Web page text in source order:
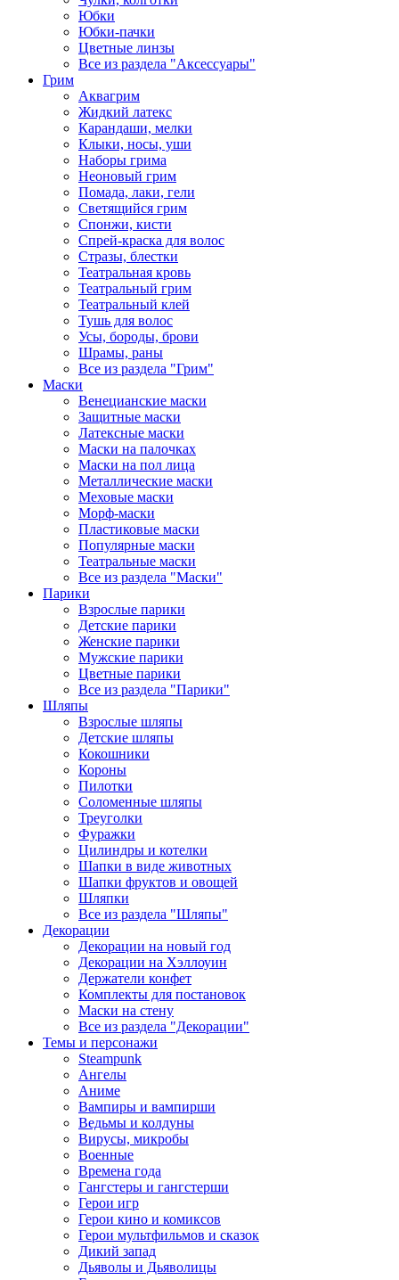
Юбки
Юбки-пачки
Цветные линзы
Все из раздела "Аксессуары"
Грим
Аквагрим
Жидкий латекс
Карандаши, мелки
Клыки, носы, уши
Наборы грима
Неоновый грим
Помада, лаки, гели
Светящийся грим
Спонжи, кисти
Спрей-краска для волос
Стразы, блестки
Театральная кровь
Театральный грим
Театральный клей
Тушь для волос
Усы, бороды, брови
Шрамы, раны
Все из раздела "Грим"
Маски
Венецианские маски
Защитные маски
Латексные маски
Маски на палочках
Маски на пол лица
Металлические маски
Меховые маски
Морф-маски
Пластиковые маски
Популярные маски
Театральные маски
Все из раздела "Маски"
Парики
Взрослые парики
Детские парики
Женские парики
Мужские парики
Цветные парики
Все из раздела "Парики"
Шляпы
Взрослые шляпы
Детские шляпы
Кокошники
Короны
Пилотки
Соломенные шляпы
Треуголки
Фуражки
Цилиндры и котелки
Шапки в виде животных
Шапки фруктов и овощей
Шляпки
Все из раздела "Шляпы"
Декорации
Декорации на новый год
Декорации на Хэллоуин
Держатели конфет
Комплекты для постановок
Маски на стену
Все из раздела "Декорации"
Темы и персонажи
Steampunk
Ангелы
Аниме
Вампиры и вампирши
Ведьмы и колдуны
Вирусы, микробы
Военные
Времена года
Гангстеры и гангстерши
Герои игр
Герои кино и комиксов
Герои мультфильмов и сказок
Дикий запад
Дьяволы и Дьяволицы